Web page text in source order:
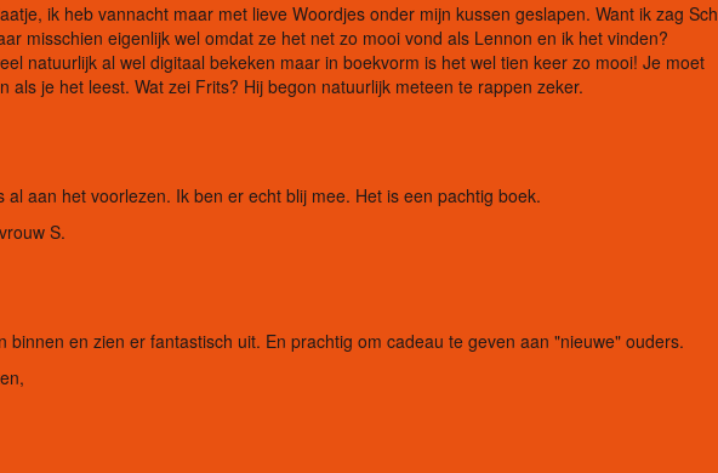
ik heb vannacht maar met lieve Woordjes onder mijn kussen geslapen. Want ik zag
misschien eigenlijk wel omdat ze het net zo mooi vond als Lennon en ik het vinden?
natuurlijk al wel digitaal bekeken maar in boekvorm is het wel tien keer zo mooi! Je moet
als je het leest. Wat zei Frits? Hij begon natuurlijk meteen te rappen zeker.
al aan het voorlezen. Ik ben er echt blij mee. Het is een pachtig boek.
S.
binnen en zien er fantastisch uit. En prachtig om cadeau te geven aan "nieuwe" ouders.